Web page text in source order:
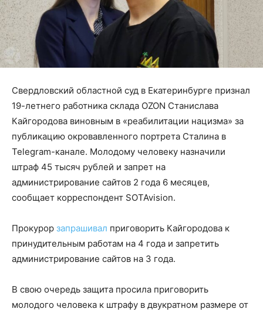
Свердловский областной суд в Екатеринбурге признал
19-летнего работника склада OZON Станислава
Кайгородова виновным в «реабилитации нацизма» за
публикацию окровавленного портрета Сталина в
Telegram-канале. Молодому человеку назначили
штраф 45 тысяч рублей и запрет на
администрирование сайтов 2 года 6 месяцев,
сообщает корреспондент SOTAvision.
Прокурор запрашивал приговорить Кайгородова к
принудительным работам на 4 года и запретить
администрирование сайтов на 3 года.
В свою очередь защита просила приговорить
молодого человека к штрафу в двукратном размере от